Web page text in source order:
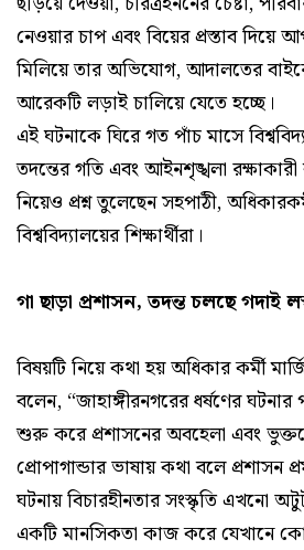
নেওয়ার চাপ এবং বিয়ের প্রস্তাব দিয়ে
মিলিয়ে তার অভিযোগ, আদালতের
আরেকটি লড়াই চালিয়ে যেতে হচ্ছে।
এই ঘটনাকে ঘিরে গত পাঁচ মাসে
তদন্তের গতি এবং আইনশৃঙ্খলা রক্ষাকারী
নিয়েও প্রশ্ন তুলেছেন সহপাঠী,
বিশ্ববিদ্যালয়ের শিক্ষার্থীরা।
গা ছাড়া প্রশাসন, তদন্ত চলছে গদাই
বিষয়টি নিয়ে কথা হয় অধিকার কর্মী
বলেন, “জাহাঙ্গীরনগরের ধর্ষণের
শুরু করে প্রশাসনের অবহেলা এবং
প্রোপাগান্ডার ভাষায় কথা বলে প্রশাসন
ঘটনায় বিচারহীনতার সংস্কৃতি এখনো
একটি মানসিকতা কাজ করে যেখানে